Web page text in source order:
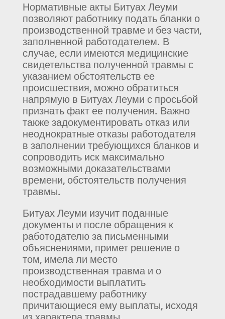
Нормативные акты Битуах Леуми
позволяют работнику подать бланки о
производственной травме и без части,
заполненной работодателем. В
случае, если имеются медицинские
свидетельства полученной травмы с
указанием обстоятельств ее
происшествия, можно обратиться
напрямую в Битуах Леуми с просьбой
признать факт ее получения. Важно
также задокументировать отказ или
неоднократные отказы работодателя
в заполнении требующихся бланков и
сопроводить иск максимально
возможными доказательствами
времени, обстоятельств получения
травмы.
Битуах Леуми изучит поданные
документы и после обращения к
работодателю за письменными
объяснениями, примет решение о
том, имела ли место
производственная травма и о
необходимости выплатить
пострадавшему работнику
причитающиеся ему выплаты, исходя